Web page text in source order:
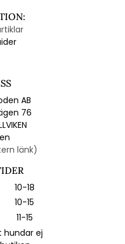
AB
76
länk)
10-18
10-15
11-15
hundar ej